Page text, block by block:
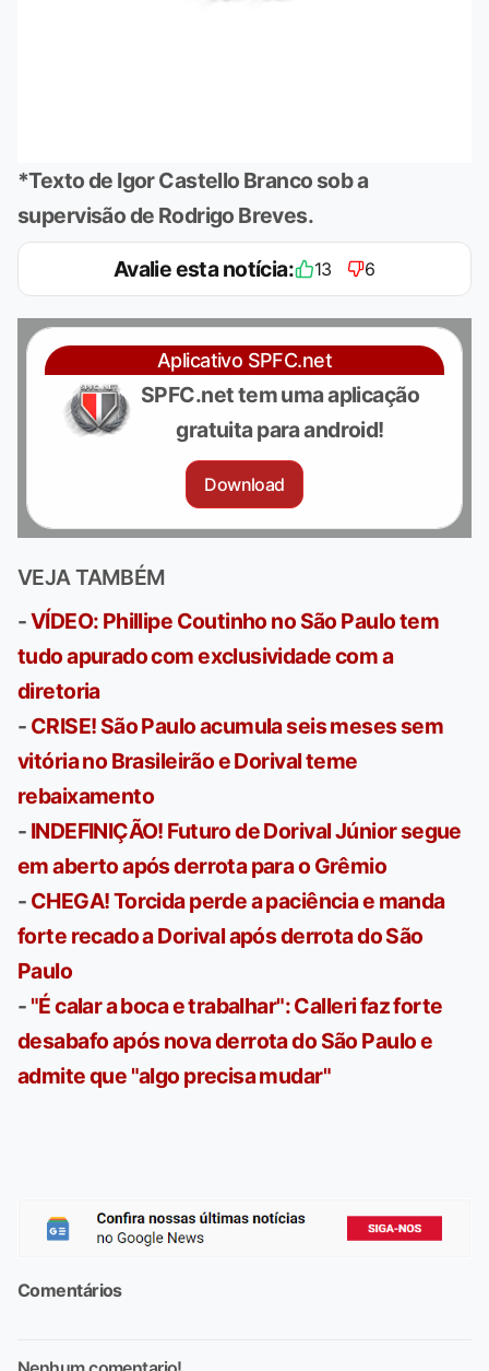
*Texto de Igor Castello Branco sob a
supervisão de Rodrigo Breves.
Avalie esta notícia: 13 6
Aplicativo SPFC.net
SPFC.net tem uma aplicação
gratuita para android!
Download
VEJA TAMBÉM
-VÍDEO: Phillipe Coutinho no São Paulo tem
tudo apurado com exclusividade com a
diretoria
- CRISE! São Paulo acumula seis meses sem
vitória no Brasileirão e Dorival teme
rebaixamento
- INDEFINIÇÃO! Futuro de Dorival Júnior segue
em aberto após derrota para o Grêmio
- CHEGA! Torcida perde a paciência e manda
forte recado a Dorival após derrota do São
Paulo
- "É calar a boca e trabalhar": Calleri faz forte
desabafo após nova derrota do São Paulo e
admite que "algo precisa mudar"
Comentários